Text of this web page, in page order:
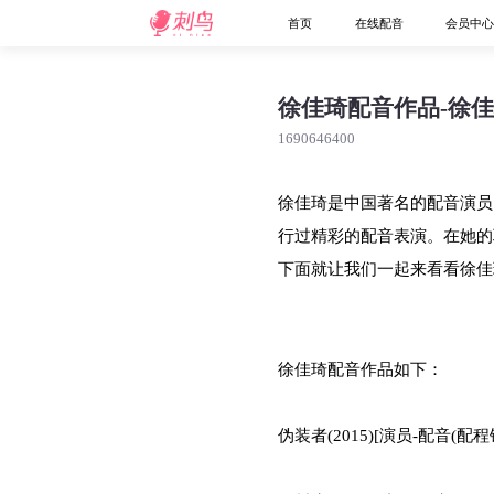
首页 在线配音 会员中心
徐佳琦配音作品-徐
1690646400
徐佳琦是中国著名的配音演
行过精彩的配音表演。在她
下面就让我们一起来看看徐
徐佳琦配音作品如下：
伪装者(2015)[演员-配音(配